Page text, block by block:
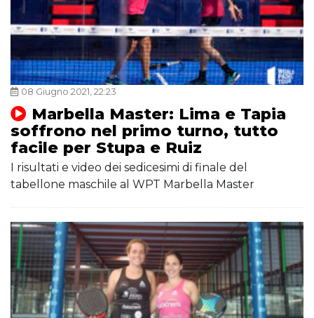
08 Giugno 2021, 22:23
Marbella Master: Lima e Tapia
soffrono nel primo turno, tutto
facile per Stupa e Ruiz
I risultati e video dei sedicesimi di finale del
tabellone maschile al WPT Marbella Master